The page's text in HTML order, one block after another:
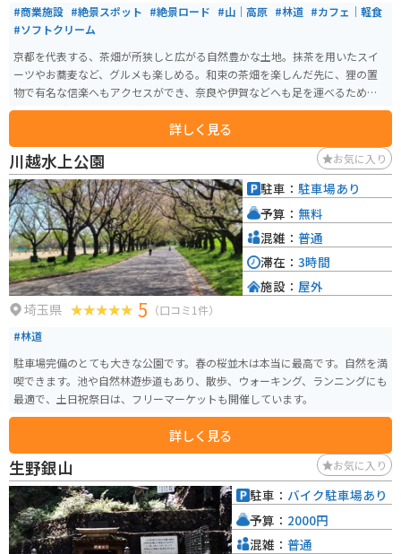
#商業施設 #絶景スポット #絶景ロード #山｜高原 #林道 #カフェ｜軽食
#ソフトクリーム
京都を代表する、茶畑が所狭しと広がる自然豊かな土地。抹茶を用いたスイ
ーツやお蕎麦など、グルメも楽しめる。和束の茶畑を楽しんだ先に、狸の置
物で有名な信楽へもアクセスができ、奈良や伊賀などへも足を運べるため、
ツーリングやドライブの道選びにも困らない。
詳しく見る
川越水上公園 お気に入り
埼玉県 5 （口コミ1件）
#林道
駐車場完備のとても大きな公園です。春の桜並木は本当に最高です。自然を満
喫できます。池や自然林遊歩道もあり、散歩、ウォーキング、ランニングにも
最適で、土日祝祭日は、フリーマーケットも開催しています。
詳しく見る
駐車： 駐車場あり
予算： 無料
混雑： 普通
滞在： 3時間
施設： 屋外
生野銀山 お気に入り
駐車： バイク駐車場あり
予算： 2000円
混雑： 普通